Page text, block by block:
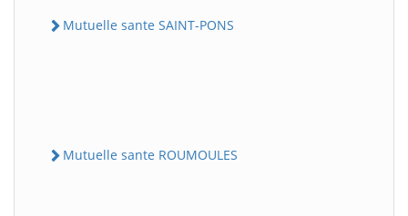
Mutuelle sante SAINT-PONS
Mutuelle sante ROUMOULES